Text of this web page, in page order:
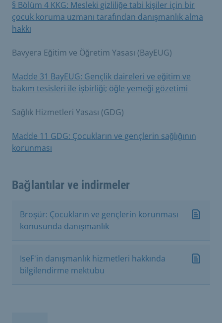
§ Bölüm 4 KKG: Mesleki gizliliğe tabi kişiler için bir
çocuk koruma uzmanı tarafından danışmanlık alma
hakkı
Bavyera Eğitim ve Öğretim Yasası (BayEUG)
Madde 31 BayEUG: Gençlik daireleri ve eğitim ve
bakım tesisleri ile işbirliği; öğle yemeği gözetimi
Sağlık Hizmetleri Yasası (GDG)
Madde 11 GDG: Çocukların ve gençlerin sağlığının
korunması
Bağlantılar ve indirmeler
Broşür: Çocukların ve gençlerin korunması
konusunda danışmanlık
IseF'in danışmanlık hizmetleri hakkında
bilgilendirme mektubu